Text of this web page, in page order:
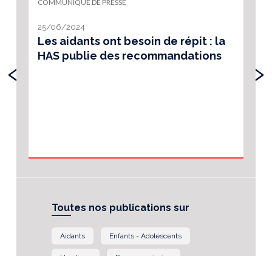
COMMUNIQUÉ DE PRESSE
25/06/2024
Les aidants ont besoin de répit : la
HAS publie des recommandations
‹ ›
Toutes nos publications sur
Aidants Enfants - Adolescents